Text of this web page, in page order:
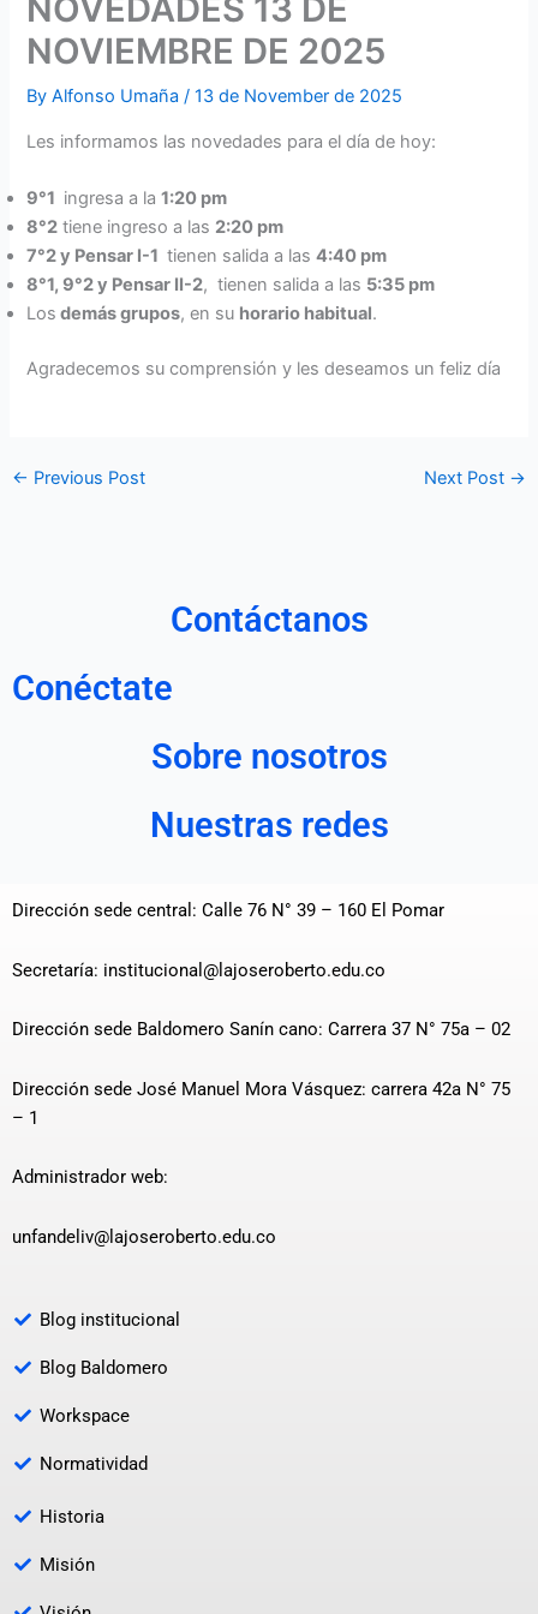
NOVEDADES 13 DE
NOVIEMBRE DE 2025
ByAlfonso Umaña/13 de November de 2025
Les informamos las novedades para el día de hoy:
9°1 ingresa a la1:20 pm
8°2 tiene ingreso a las 2:20 pm
7°2 y Pensar I-1 tienen salida a las4:40 pm
8°1, 9°2 y Pensar II-2, tienen salida a las 5:35 pm
Los demás grupos, en su horario habitual.
Agradecemos su comprensión y les deseamos un feliz día
← Previous Post Next Post →
Contáctanos
Conéctate
Sobre nosotros
Nuestras redes
Dirección sede central: Calle 76 N° 39 – 160 El Pomar
Secretaría: institucional@lajoseroberto.edu.co
Dirección sede Baldomero Sanín cano: Carrera 37 N° 75a – 02
Dirección sede José Manuel Mora Vásquez: carrera 42a N° 75
– 1
Administrador web:
unfandeliv@lajoseroberto.edu.co
Blog institucional
Blog Baldomero
Workspace
Normatividad
Historia
Misión